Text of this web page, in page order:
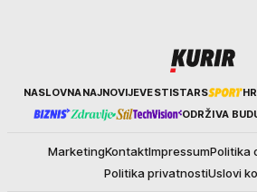
KurirNASLOVNANAJNOVIJEVESTISTARS
ODRŽIVA
MarketingKontaktImpressumPolitika
Politika privatnostiUslovi